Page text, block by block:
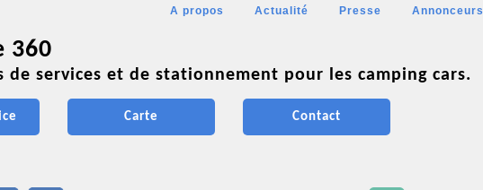
A propos Actualité Presse Annonceurs
360
de services et de stationnement pour les camping cars.
Carte Contact